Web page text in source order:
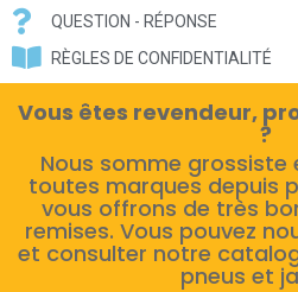
QUESTION - RÉPONSE
RÈGLES DE CONFIDENTIALITÉ
Vous êtes revendeur,
?
Nous somme grossiste
toutes marques depuis
vous offrons de très
remises. Vous pouvez
et consulter notre
pneus et